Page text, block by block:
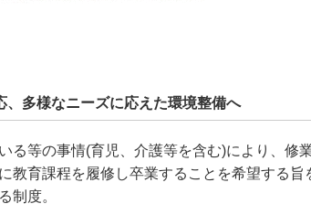
多様なニーズに応えた環境整備へ
る等の事情(育児、介護等を含む)により、修
教育課程を履修し卒業することを希望する旨
制度。